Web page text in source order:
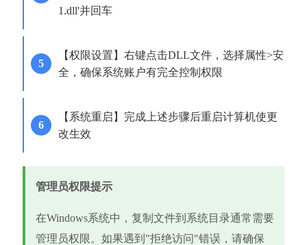
1.dll'并回车
【权限设置】右键点击DLL文件，选择属性>安
全，确保系统账户有完全控制权限
【系统重启】完成上述步骤后重启计算机使更
改生效
管理员权限提示
在Windows系统中，复制文件到系统目录通常需要
管理员权限。如果遇到"拒绝访问"错误，请确保